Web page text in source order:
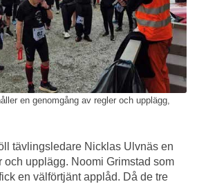
en genomgång av regler och upplägg,
tävlingsledare Nicklas Ulvnäs en
och upplägg. Noomi Grimstad som
en välförtjänt applåd. Då de tre